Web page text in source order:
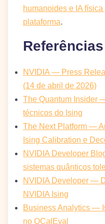
humanoides e IA
plataforma.
Referências
NVIDIA — Press
(14 de abril de 2026)
The Quantum Insider
técnicos do Ising
The Next Platform —
Ising Calibration e
NVIDIA Developer
sistemas quânticos
NVIDIA Developer —
NVIDIA Ising
Business Analytics —
no QCalEval